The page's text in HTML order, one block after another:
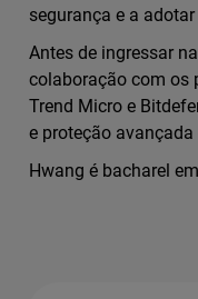
segurança e a
Antes de ingressar
colaboração com os
Trend Micro e
e proteção
Hwang é bacharel